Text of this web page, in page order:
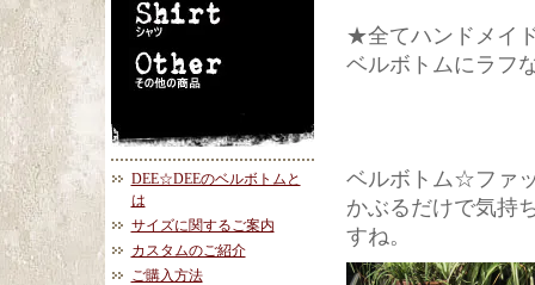
DEE☆DEEのベルボトムと
は
サイズに関するご案内
カスタムのご紹介
ご購入方法
★全てハンドメイ
ベルボトムにラフ
ベルボトム☆ファ
かぶるだけで気持
すね。